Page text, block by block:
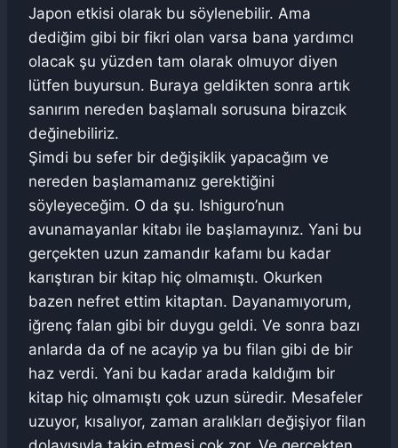
Japon etkisi olarak bu söylenebilir. Ama
dediğim gibi bir fikri olan varsa bana yardımcı
olacak şu yüzden tam olarak olmuyor diyen
lütfen buyursun. Buraya geldikten sonra artık
sanırım nereden başlamalı sorusuna birazcık
değinebiliriz.
Şimdi bu sefer bir değişiklik yapacağım ve
nereden başlamamanız gerektiğini
söyleyeceğim. O da şu. Ishiguro’nun
avunamayanlar kitabı ile başlamayınız. Yani bu
gerçekten uzun zamandır kafamı bu kadar
karıştıran bir kitap hiç olmamıştı. Okurken
bazen nefret ettim kitaptan. Dayanamıyorum,
iğrenç falan gibi bir duygu geldi. Ve sonra bazı
anlarda da of ne acayip ya bu filan gibi de bir
haz verdi. Yani bu kadar arada kaldığım bir
kitap hiç olmamıştı çok uzun süredir. Mesafeler
uzuyor, kısalıyor, zaman aralıkları değişiyor filan